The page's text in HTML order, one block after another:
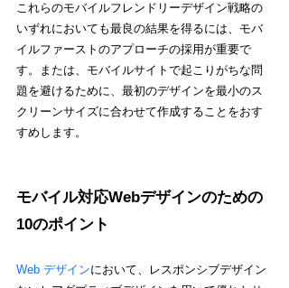
これらのモバイルフレンドリーデザイン戦略の
いずれにおいても最良の結果を得るには、モバ
イルファーストのアプローチの採用が重要で
す。または、モバイルサイトで起こりがちな問
題を避けるために、最初のデザインを最小のス
クリーンサイズに合わせて作成することをおす
すめします。
モバイル対応Webデザインのための
10のポイント
Web デザインにおいて、レスポンシブデザイン